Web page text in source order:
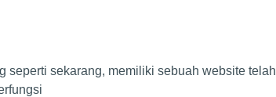
seperti sekarang, memiliki sebuah website telah